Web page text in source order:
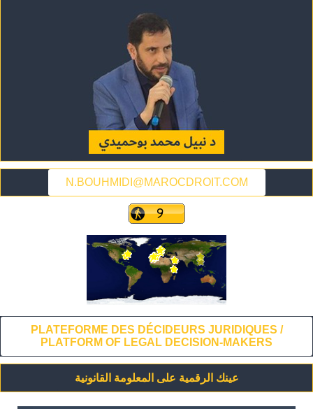
N.BOUHMIDI@MAROCDROIT.COM
PLATEFORME DES DÉCIDEURS JURIDIQUES /
PLATFORM OF LEGAL DECISION-MAKERS
عينك الرقمية على المعلومة القانونية